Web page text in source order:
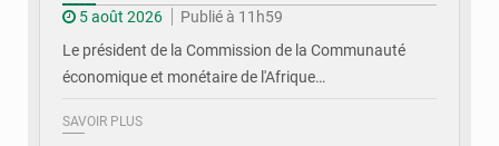
5 août 2026
Publié à 11h59
Le président de la Commission de la Communauté
économique et monétaire de l'Afrique…
SAVOIR PLUS